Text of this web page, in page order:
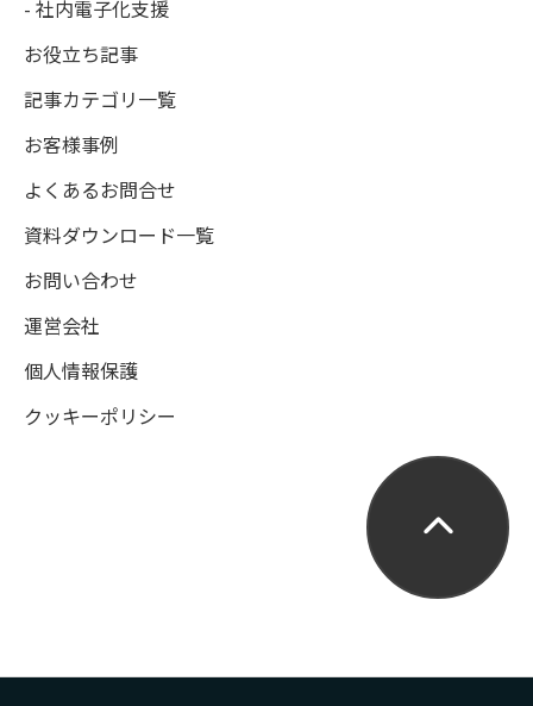
- 社内電子化支援
お役立ち記事
記事カテゴリ一覧
お客様事例
よくあるお問合せ
資料ダウンロード一覧
お問い合わせ
運営会社
個人情報保護
クッキーポリシー